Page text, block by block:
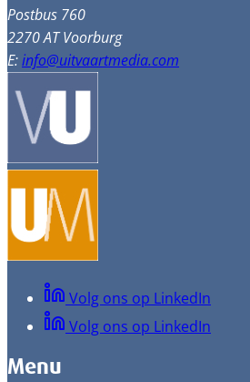
Postbus 760
2270 AT Voorburg
E:info@uitvaartmedia.com
Volg ons op LinkedIn
Volg ons op LinkedIn
Menu